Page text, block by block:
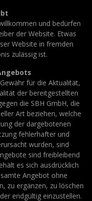
und bedürfen
der Website. Etwas
Website in fremden
zulässig ist.
für die Aktualität,
der bereitgestellten
die SBH GmbH, die
Art beziehen, welche
der dargebotenen
fehlerhafter und
wurden, sind
sind freibleibend
es sich ausdrücklich
Angebot ohne
zu ergänzen, zu löschen
endgültig einzustellen.